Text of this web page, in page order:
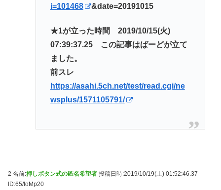
i=101468
&date=20191015
★1が立った時間 2019/10/15(火)
07:39:37.25 この記事はばーどが立て
ました。
前スレ
https://asahi.5ch.net/test/read.cgi/ne
wsplus/1571105791/
2 名前:押しボタン式の匿名希望者 投稿日時:2019/10/19(土) 01:52:46.37
ID:65/IoMp20